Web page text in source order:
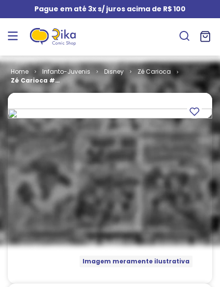
Pague em até 3x s/ juros acima de R$ 100
Infanto-Juvenis Disney
Zé Carioca
Zé Carioca #
1909
Imagem meramente ilustrativa